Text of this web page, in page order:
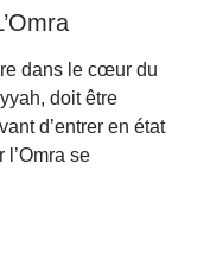
dans le cœur du
doit être
d’entrer en état
l’Omra se